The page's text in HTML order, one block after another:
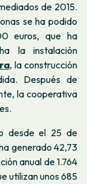
de 2015.
se ha podido
euros, que ha
la instalación
, la construcción
Después de
la cooperativa
desde el 25 de
generado 42,73
anual de 1.764
utilizan unos 685